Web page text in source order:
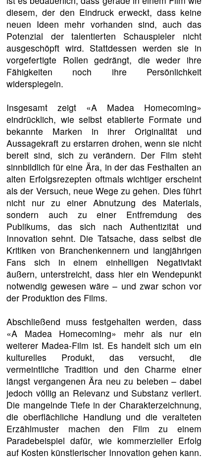
diesem, der den Eindruck erweckt, dass keine
neuen Ideen mehr vorhanden sind, auch das
Potenzial der talentierten Schauspieler nicht
ausgeschöpft wird. Stattdessen werden sie in
vorgefertigte Rollen gedrängt, die weder ihre
Fähigkeiten noch ihre Persönlichkeit
widerspiegeln.
Insgesamt zeigt «A Madea Homecoming»
eindrücklich, wie selbst etablierte Formate und
bekannte Marken in ihrer Originalität und
Aussagekraft zu erstarren drohen, wenn sie nicht
bereit sind, sich zu verändern. Der Film steht
sinnbildlich für eine Ära, in der das Festhalten an
alten Erfolgsrezepten oftmals wichtiger erscheint
als der Versuch, neue Wege zu gehen. Dies führt
nicht nur zu einer Abnutzung des Materials,
sondern auch zu einer Entfremdung des
Publikums, das sich nach Authentizität und
Innovation sehnt. Die Tatsache, dass selbst die
Kritiken von Branchenkennern und langjährigen
Fans sich in einem einhelligen Negativtakt
äußern, unterstreicht, dass hier ein Wendepunkt
notwendig gewesen wäre – und zwar schon vor
der Produktion des Films.
Abschließend muss festgehalten werden, dass
«A Madea Homecoming» mehr als nur ein
weiterer Madea-Film ist. Es handelt sich um ein
kulturelles Produkt, das versucht, die
vermeintliche Tradition und den Charme einer
längst vergangenen Ära neu zu beleben – dabei
jedoch völlig an Relevanz und Substanz verliert.
Die mangelnde Tiefe in der Charakterzeichnung,
die oberflächliche Handlung und die veralteten
Erzählmuster machen den Film zu einem
Paradebeispiel dafür, wie kommerzieller Erfolg
auf Kosten künstlerischer Innovation gehen kann.